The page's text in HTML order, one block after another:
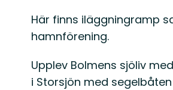
Här finns iläggningramp
hamnförening.
Upplev Bolmens sjöliv
i Storsjön med